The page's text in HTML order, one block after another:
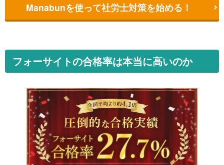
Manabunを使って社労士対策を始める！
フォーサイトの合格率は本当に高いのか